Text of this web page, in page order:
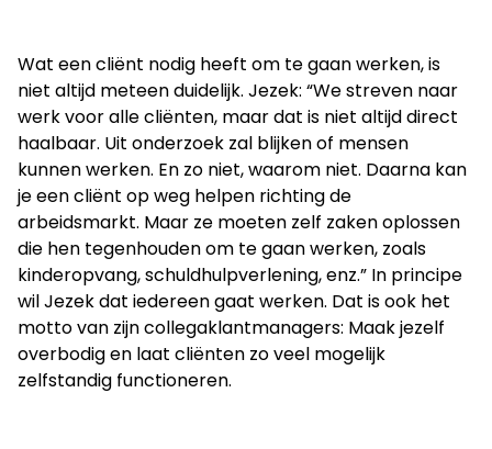
Wat een cliënt nodig heeft om te gaan werken, is
niet altijd meteen duidelijk. Jezek: “We streven naar
werk voor alle cliënten, maar dat is niet altijd direct
haalbaar. Uit onderzoek zal blijken of mensen
kunnen werken. En zo niet, waarom niet. Daarna kan
je een cliënt op weg helpen richting de
arbeidsmarkt. Maar ze moeten zelf zaken oplossen
die hen tegenhouden om te gaan werken, zoals
kinderopvang, schuldhulpverlening, enz.” In principe
wil Jezek dat iedereen gaat werken. Dat is ook het
motto van zijn collegaklantmanagers: Maak jezelf
overbodig en laat cliënten zo veel mogelijk
zelfstandig functioneren.